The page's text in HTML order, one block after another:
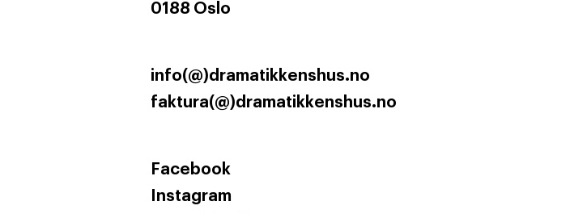
0188 Oslo
info(@)dramatikkenshus.no
faktura(@)dramatikkenshus.no
Facebook
Instagram